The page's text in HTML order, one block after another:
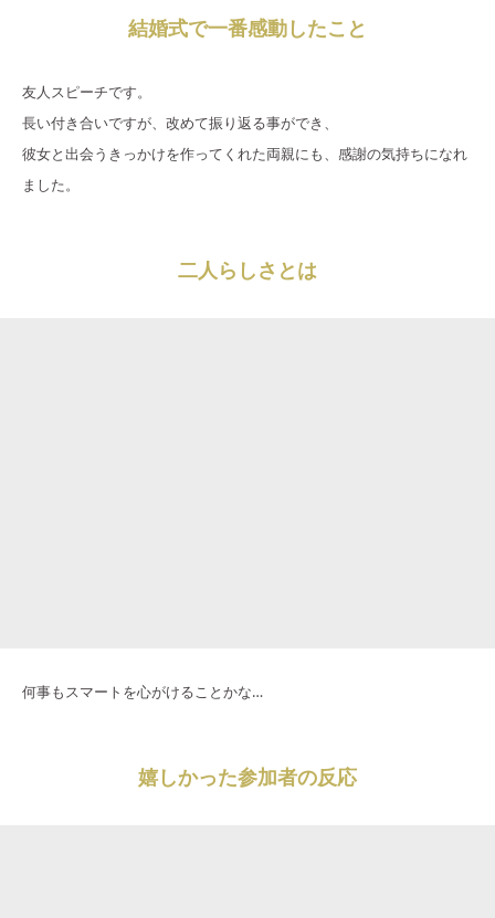
結婚式で一番感動したこと
友人スピーチです。
長い付き合いですが、改めて振り返る事ができ、
彼女と出会うきっかけを作ってくれた両親にも、感謝の気持ちになれ
ました。
二人らしさとは
何事もスマートを心がけることかな…
嬉しかった参加者の反応